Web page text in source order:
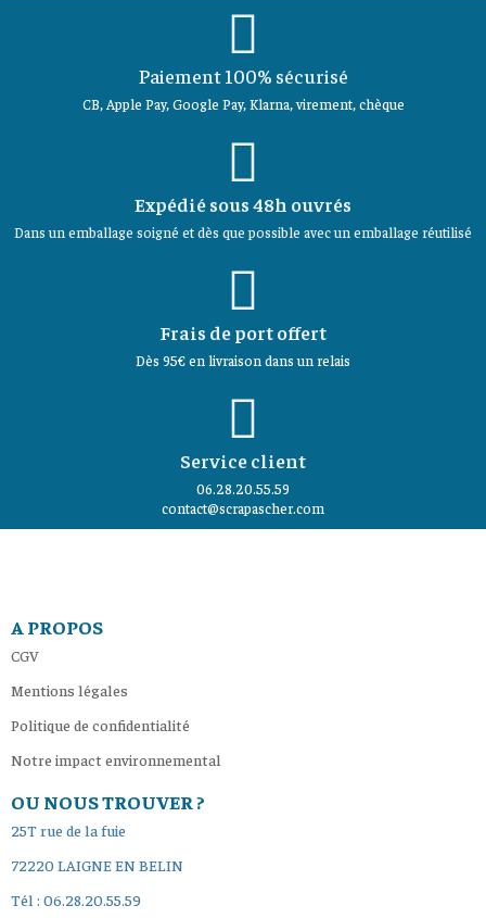
Paiement 100% sécurisé
CB, Apple Pay, Google Pay, Klarna, virement, chèque
Expédié sous 48h ouvrés
Dans un emballage soigné et dès que possible avec un emballage réutilisé
Frais de port offert
Dès 95€ en livraison dans un relais
Service client
06.28.20.55.59
contact@scrapascher.com
A PROPOS
CGV
Mentions légales
Politique de confidentialité
Notre impact environnemental
OU NOUS TROUVER ?
25T rue de la fuie
72220 LAIGNE EN BELIN
Tél : 06.28.20.55.59